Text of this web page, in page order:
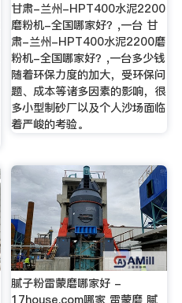
甘肃-兰州-HPT400水泥2200
磨粉机-全国哪家好？,一台 甘
肃-兰州-HPT400水泥2200磨
粉机-全国哪家好？,一台多少钱
随着环保力度的加大，受环保问
题、成本等诸多因素的影响，很
多小型制砂厂以及个人沙场面临
着严峻的考验。
腻子粉雷蒙磨哪家好 -
17house.com哪家 雷蒙磨 腻